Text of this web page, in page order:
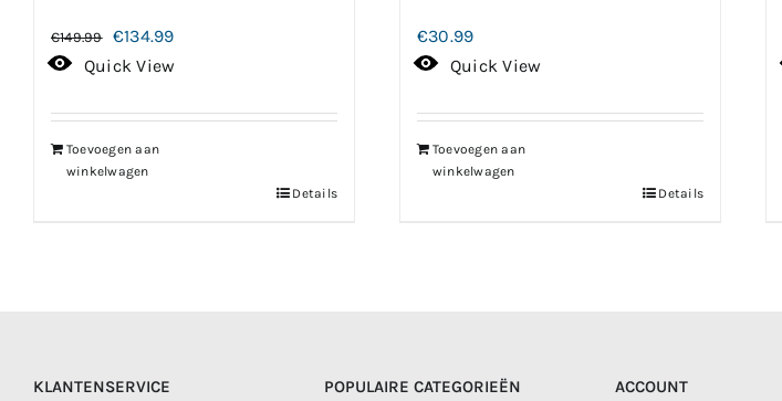
€149.99
Oorspronkelijke
prijs
€149.99.
€134.99Huidige
prijs
€134.99.
Quick View
Toevoegen aan
winkelwagen
Details
€30.99
Quick View
Toevoegen aan
winkelwagen
Details
KLANTENSERVICE POPULAIRE CATEGORIEËN ACCOUNT